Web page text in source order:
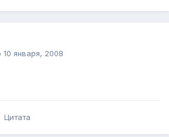
10 января, 2008
Цитата